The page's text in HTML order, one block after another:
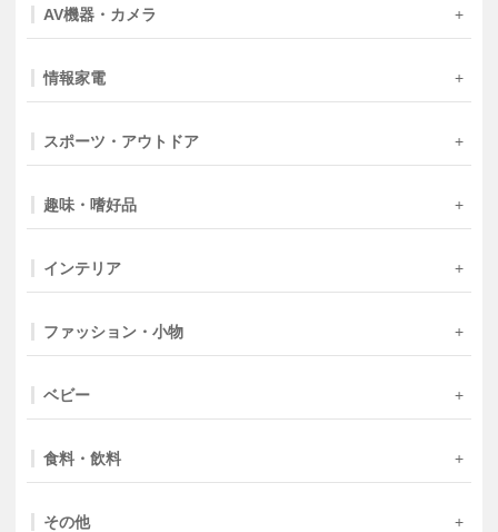
AV機器・カメラ
情報家電
スポーツ・アウトドア
趣味・嗜好品
インテリア
ファッション・小物
ベビー
食料・飲料
その他